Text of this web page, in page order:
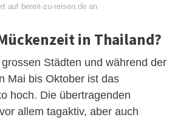
auf bereit-zu-reisen.de an
in Thailand?
Städten und während der
Mai bis Oktober ist das
hoch. Die übertragenden
allem tagaktiv, aber auch